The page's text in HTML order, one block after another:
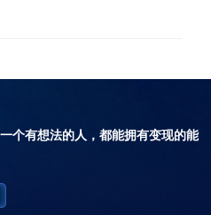
个有想法的人，都能拥有变现的能